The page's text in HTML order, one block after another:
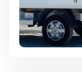
aufbewahrt